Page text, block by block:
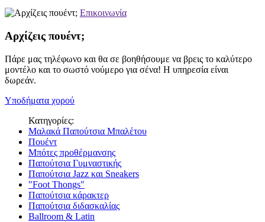
Επικοινωνία
Αρχίζεις πουέντ;
Πάρε μας τηλέφωνο και θα σε βοηθήσουμε να βρεις το καλύτερο
μοντέλο και το σωστό νούμερο για σένα! Η υπηρεσία είναι
δωρεάν.
Υποδήματα χορού
Κατηγορίες:
Μαλακά Παπούτσια Μπαλέτου
Πουέντ
Μπότες προθέρμανσης
Παπούτσια Γυμναστικής
Παπούτσια Jazz και Sneakers
"Foot Thongs"
Παπούτσια κάρακτερ
Παπούτσια διδασκαλίας
Ballroom & Latin